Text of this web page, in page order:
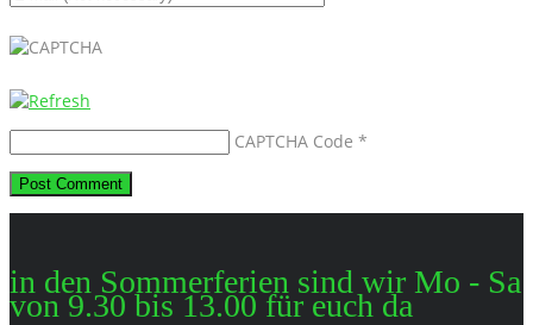
CAPTCHA Code *
in den Sommerferien sind wir Mo - Sa
von 9.30 bis 13.00 für euch da